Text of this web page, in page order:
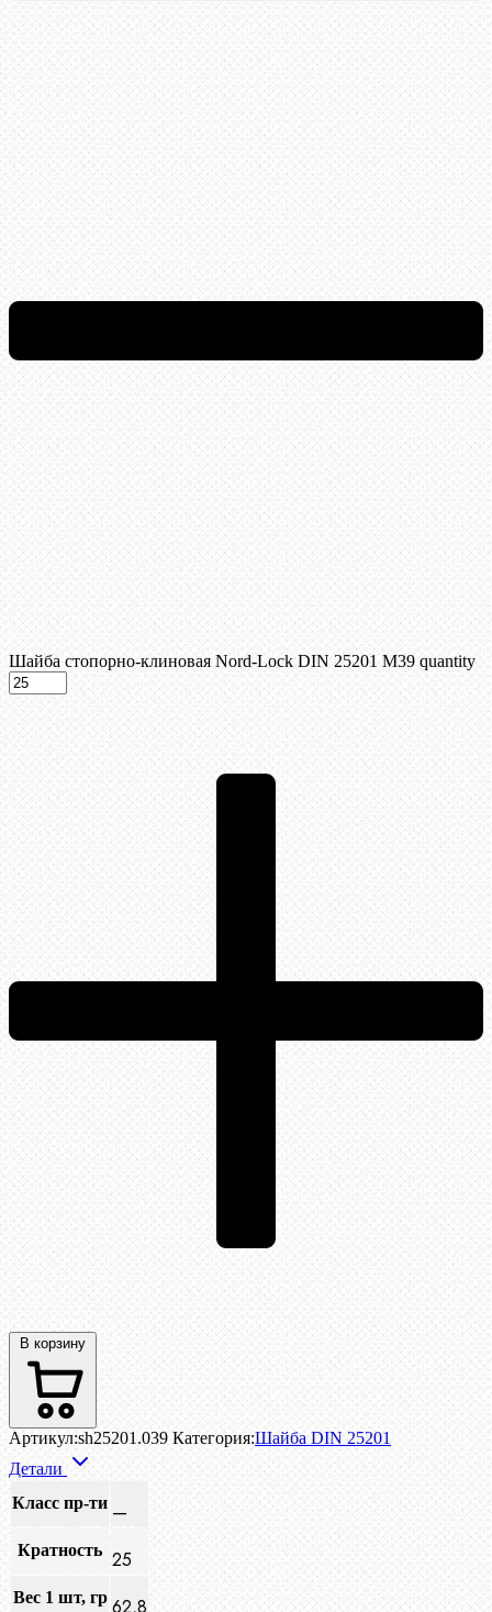
Шайба стопорно-клиновая Nord-Lock DIN 25201 М39 quantity
В корзину
Артикул:sh25201.039 Категория:Шайба DIN 25201
Детали
Класс пр-ти —
Кратность 25
Вес 1 шт, гр